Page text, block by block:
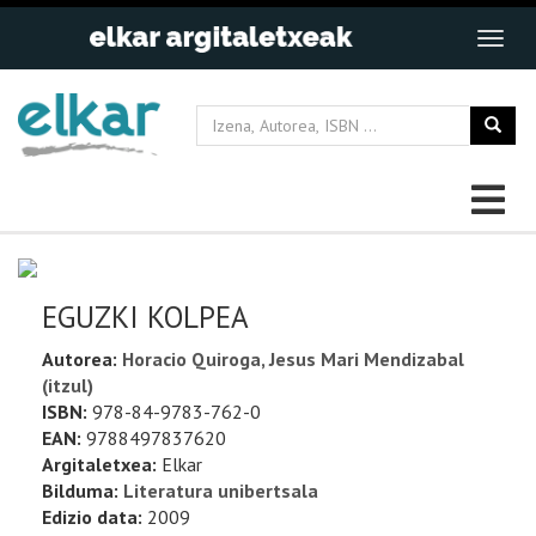
EGUZKI KOLPEA
Autorea: Horacio Quiroga, Jesus Mari Mendizabal
(itzul)
ISBN: 978-84-9783-762-0
EAN: 9788497837620
Argitaletxea: Elkar
Bilduma: Literatura unibertsala
Edizio data: 2009